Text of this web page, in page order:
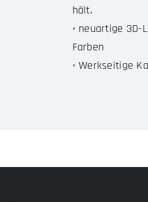
hält.
• neuartige 3D-
Farben
• Werkseitige